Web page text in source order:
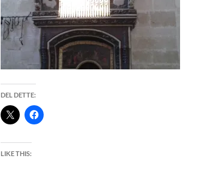
DEL DETTE:
LIKE THIS: